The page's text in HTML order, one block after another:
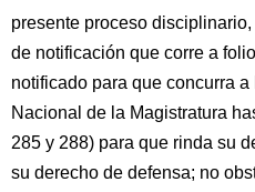
presente proceso
de notificación que corre a
notificado para que concurra
Nacional de la Magistratura
285 y 288) para que rinda su
su derecho de defensa; no